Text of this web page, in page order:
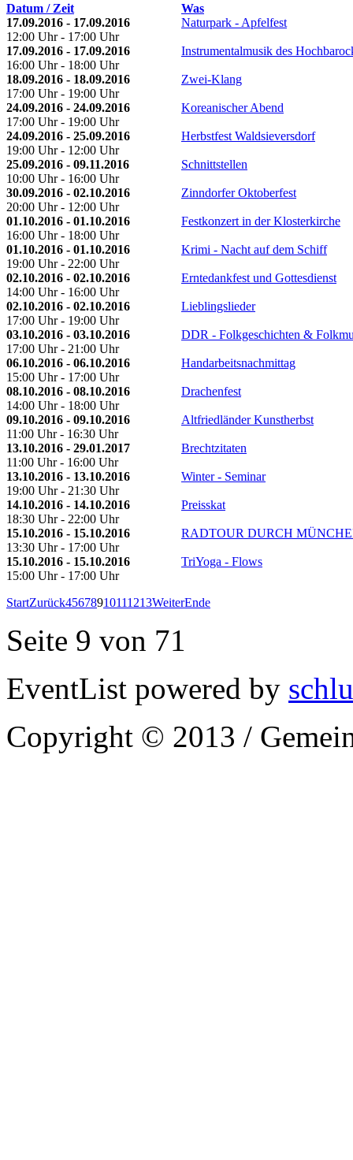
Datum / Zeit
Was
17.09.2016 - 17.09.2016
12:00 Uhr - 17:00 Uhr
Naturpark - Apfelfest
17.09.2016 - 17.09.2016
16:00 Uhr - 18:00 Uhr
Instrumentalmusik des
18.09.2016 - 18.09.2016
17:00 Uhr - 19:00 Uhr
Zwei-Klang
24.09.2016 - 24.09.2016
17:00 Uhr - 19:00 Uhr
Koreanischer Abend
24.09.2016 - 25.09.2016
19:00 Uhr - 12:00 Uhr
Herbstfest Waldsieversdorf
25.09.2016 - 09.11.2016
10:00 Uhr - 16:00 Uhr
Schnittstellen
30.09.2016 - 02.10.2016
20:00 Uhr - 12:00 Uhr
Zinndorfer Oktoberfest
01.10.2016 - 01.10.2016
16:00 Uhr - 18:00 Uhr
Festkonzert in der Klosterkirche
01.10.2016 - 01.10.2016
19:00 Uhr - 22:00 Uhr
Krimi - Nacht auf dem Schiff
02.10.2016 - 02.10.2016
14:00 Uhr - 16:00 Uhr
Erntedankfest und Gottesdienst
02.10.2016 - 02.10.2016
17:00 Uhr - 19:00 Uhr
Lieblingslieder
03.10.2016 - 03.10.2016
17:00 Uhr - 21:00 Uhr
DDR - Folkgeschichten &
06.10.2016 - 06.10.2016
15:00 Uhr - 17:00 Uhr
Handarbeitsnachmittag
08.10.2016 - 08.10.2016
14:00 Uhr - 18:00 Uhr
Drachenfest
09.10.2016 - 09.10.2016
11:00 Uhr - 16:30 Uhr
Altfriedländer Kunstherbst
13.10.2016 - 29.01.2017
11:00 Uhr - 16:00 Uhr
Brechtzitaten
13.10.2016 - 13.10.2016
19:00 Uhr - 21:30 Uhr
Winter - Seminar
14.10.2016 - 14.10.2016
18:30 Uhr - 22:00 Uhr
Preisskat
15.10.2016 - 15.10.2016
13:30 Uhr - 17:00 Uhr
RADTOUR DURCH
15.10.2016 - 15.10.2016
15:00 Uhr - 17:00 Uhr
TriYoga - Flows
StartZurück45678910111213WeiterEnde
Seite 9 von 71
EventList powered by
Copyright © 2013 /